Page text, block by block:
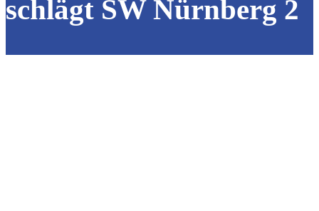
schlägt SW Nürnberg 2